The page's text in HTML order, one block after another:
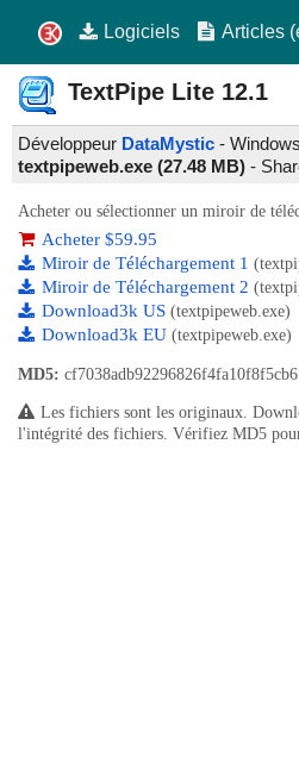
Logiciels Articles
TextPipe Lite 12.1
Développeur DataMystic -
textpipeweb.exe (27.48 MB) -
Acheter ou sélectionner un miroir de
Acheter $59.95
Miroir de Téléchargement 1
Miroir de Téléchargement 2
Download3k US (textpipeweb.exe)
Download3k EU (textpipeweb.exe)
MD5:
Les fichiers sont les originaux.
l'intégrité des fichiers. Vérifiez MD5